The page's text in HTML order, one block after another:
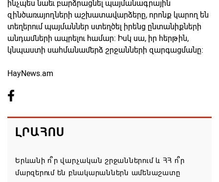
ինչպես նաեւ բարձրացնել պայմանագրային
զինծառայողների աշխատավարձերը, որոնք կարող են
տեղերում պայմաններ ստեղծել իրենց ընտանիքների
անդամների ապրելու համար: Իսկ սա, իր հերթին,
կնպաստի սահմանամերձ շրջանների զարգացմանը:
HayNews.am
ԼՐԱՀՈՍ
Երևանի ո՞ր վարչական շրջաններում և ՀՀ ո՞ր
մարզերում են բնակարաններն ամենաշատը